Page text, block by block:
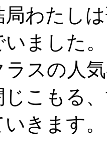
局わたし
いました
スの人
じこもる
きます。